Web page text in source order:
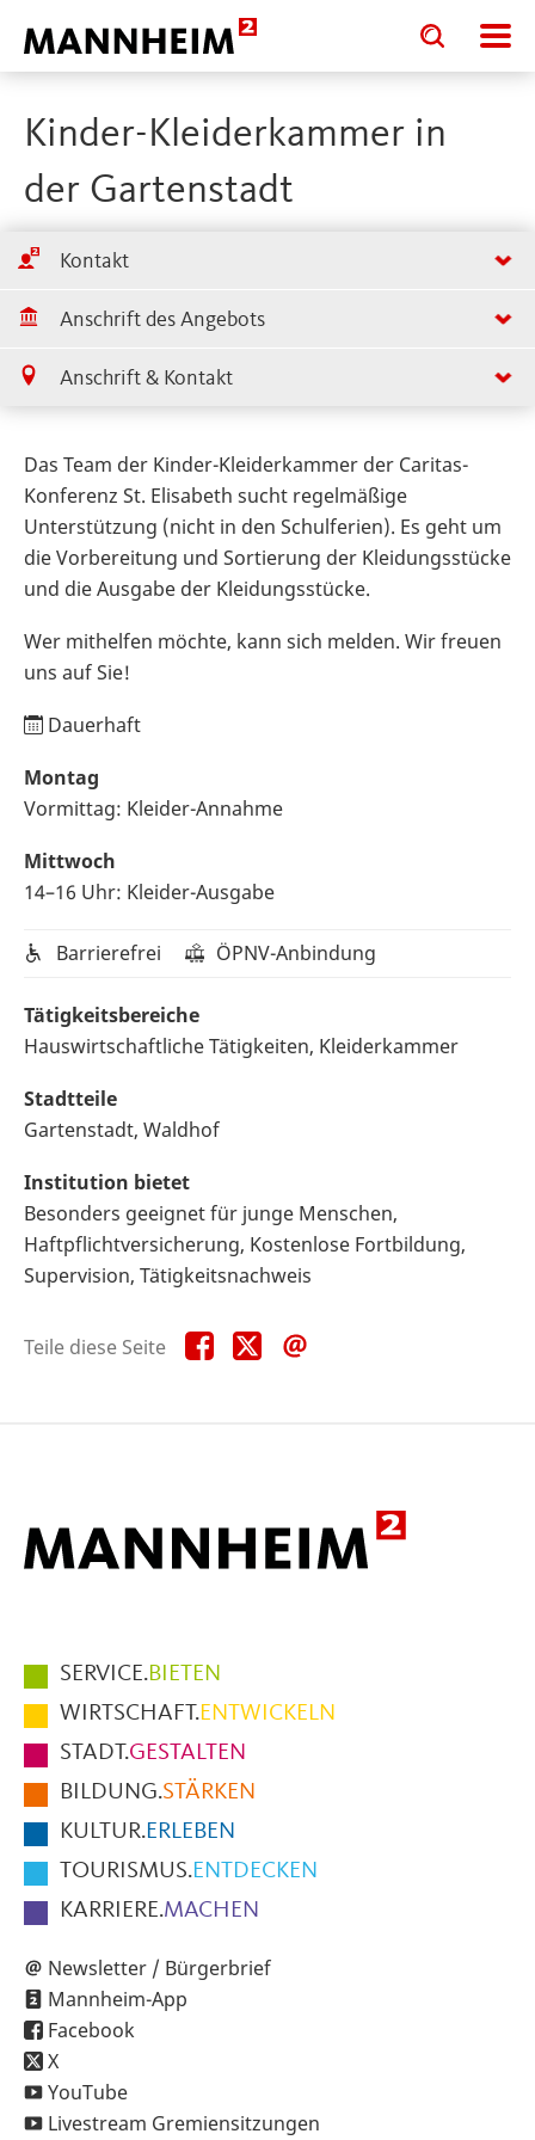
Toggle
search
input
Toggle
search
input
Kinder-Kleiderkammer in
der Gartenstadt
Kontakt
Anschrift des Angebots
Anschrift & Kontakt
Das Team der Kinder-Kleiderkammer der Caritas-
Konferenz St. Elisabeth sucht regelmäßige
Unterstützung (nicht in den Schulferien). Es geht um
die Vorbereitung und Sortierung der Kleidungsstücke
und die Ausgabe der Kleidungsstücke.
Wer mithelfen möchte, kann sich melden. Wir freuen
uns auf Sie!
Dauerhaft
Montag
Vormittag: Kleider-Annahme
Mittwoch
14–16 Uhr: Kleider-Ausgabe
Barrierefrei ÖPNV-Anbindung
Tätigkeitsbereiche
Hauswirtschaftliche Tätigkeiten, Kleiderkammer
Stadtteile
Gartenstadt, Waldhof
Institution bietet
Besonders geeignet für junge Menschen,
Haftpflichtversicherung, Kostenlose Fortbildung,
Supervision, Tätigkeitsnachweis
Teile diese Seite Teile
diese
Teile
diese
Hauptmenüpunkte
im
Fußbereich
der
Seite
SERVICE.BIETEN
WIRTSCHAFT.ENTWICKELN
STADT.GESTALTEN
BILDUNG.STÄRKEN
KULTUR.ERLEBEN
TOURISMUS.ENTDECKEN
KARRIERE.MACHEN
Newsletter / Bürgerbrief
Mannheim-App
Facebook
X
YouTube
Livestream Gremiensitzungen